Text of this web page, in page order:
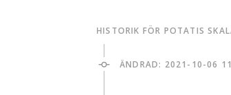
HISTORIK FÖR POTATIS
ÄNDRAD: 2021-10-06